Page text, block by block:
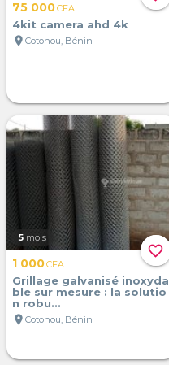
75 000CFA
4kit camera ahd 4k
location_on Cotonou, Bénin
favorite_border
5 mois
1 000CFA
Grillage galvanisé inoxyda
ble sur mesure : la solutio
n robu...
location_on Cotonou, Bénin